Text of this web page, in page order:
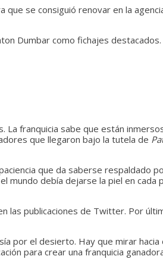
se consiguió renovar en la
Dumbar como fichajes destacados.
franquicia sabe que están
que llegaron bajo la tutela de
que da saberse respaldado
debía dejarse la piel en
publicaciones de Twitter. Por
por el desierto. Hay que mirar
para crear una franquicia